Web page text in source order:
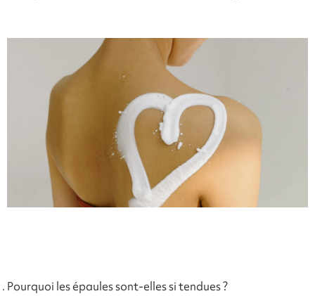
Pourquoi les épaules sont-elles si tendues ?